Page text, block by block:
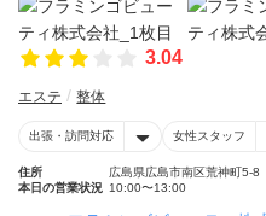
3.04
エステ 整体
出張・訪問対応 女性スタッフ
住所
広島県広島市南区荒神町5-8
本日の営業状況 10:00〜13:00